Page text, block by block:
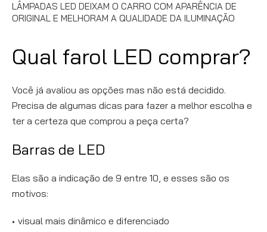
LÂMPADAS LED DEIXAM O CARRO COM APARÊNCIA DE
ORIGINAL E MELHORAM A QUALIDADE DA ILUMINAÇÃO
Qual farol LED comprar?
Você já avaliou as opções mas não está decidido.
Precisa de algumas dicas para fazer a melhor escolha e
ter a certeza que comprou a peça certa?
Barras de LED
Elas são a indicação de 9 entre 10, e esses são os
motivos:
visual mais dinâmico e diferenciado